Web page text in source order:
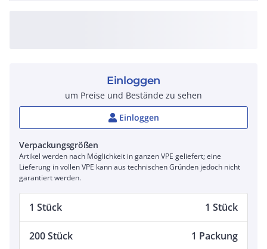
Einloggen
um Preise und Bestände zu sehen
Einloggen
Verpackungsgrößen
Artikel werden nach Möglichkeit in ganzen VPE geliefert; eine
Lieferung in vollen VPE kann aus technischen Gründen jedoch nicht
garantiert werden.
1 Stück 1 Stück
200 Stück 1 Packung